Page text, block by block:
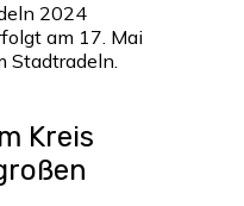
am 17. Mai
Stadtradeln.
Kreis